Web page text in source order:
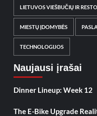
LIETUVOS VIEŠBUČIŲ IR
MIESTŲ ĮDOMYBĖS
TECHNOLOGIJOS
Naujausi įrašai
Dinner Lineup: Week 12
The E-Bike Upgrade